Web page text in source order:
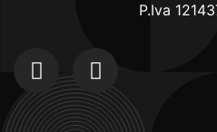
P.Iva